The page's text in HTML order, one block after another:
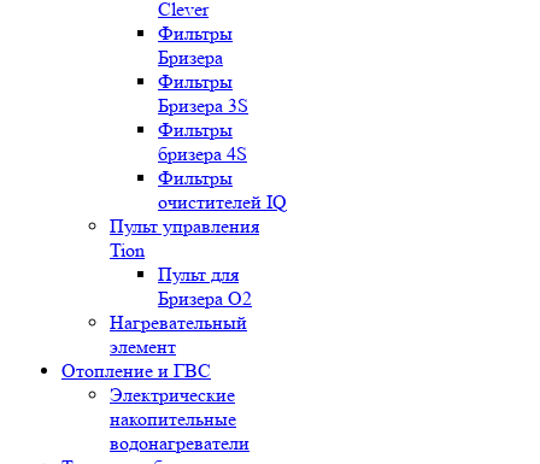
Clever
Фильтры
Бризера
Фильтры
Бризера 3S
Фильтры
бризера 4S
Фильтры
очистителей IQ
Пульт управления
Tion
Пульт для
Бризера O2
Нагревательный
элемент
Отопление и ГВС
Электрические
накопительные
водонагреватели